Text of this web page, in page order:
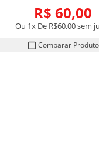
R$ 60,00
Ou 1x De R$60,00sem
Comparar Produto